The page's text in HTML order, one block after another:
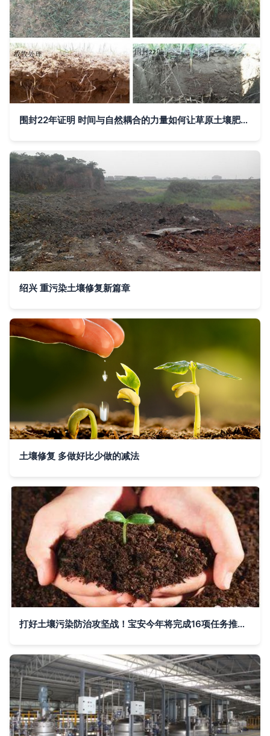
围封22年证明 时间与自然耦合的力量如何让草原土壤肥力恢复
绍兴 重污染土壤修复新篇章
土壤修复 多做好比少做的减法
打好土壤污染防治攻坚战！宝安今年将完成16项任务推动土壤修复